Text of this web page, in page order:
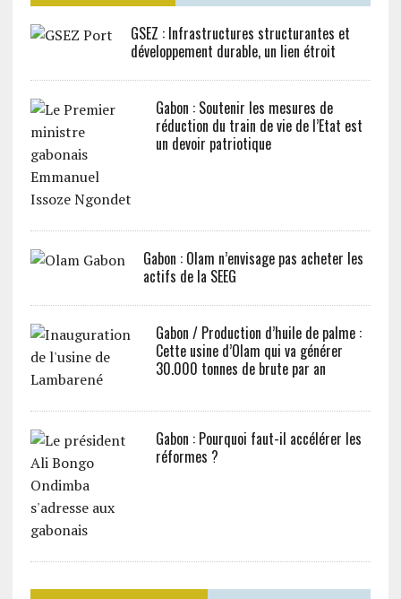
GSEZ : Infrastructures structurantes et
développement durable, un lien étroit
Gabon : Soutenir les mesures de
réduction du train de vie de l’Etat est
un devoir patriotique
Gabon : Olam n’envisage pas acheter les
actifs de la SEEG
Gabon / Production d’huile de palme :
Cette usine d’Olam qui va générer
30.000 tonnes de brute par an
Gabon : Pourquoi faut-il accélérer les
réformes ?